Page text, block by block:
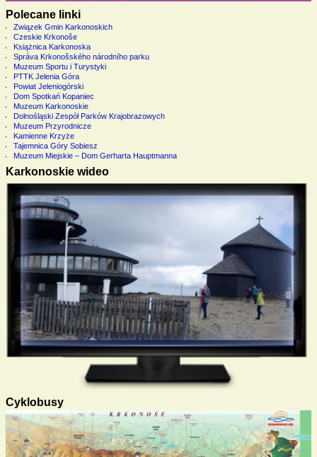
Polecane linki
Związek Gmin Karkonoskich
Czeskie Krkonoše
Książnica Karkonoska
Správa Krkonošského národního parku
Muzeum Sportu i Turystyki
PTTK Jelenia Góra
Powiat Jeleniogórski
Dom Spotkań Kopaniec
Muzeum Karkonoskie
Dolnośląski Zespół Parków Krajobrazowych
Muzeum Przyrodnicze
Kamienne Krzyże
Tajemnica Góry Sobiesz
Muzeum Miejskie – Dom Gerharta Hauptmanna
Karkonoskie wideo
Cyklobusy